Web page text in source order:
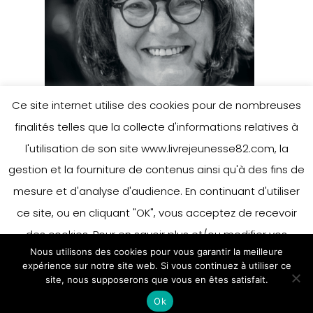
Ce site internet utilise des cookies pour de nombreuses
finalités telles que la collecte d'informations relatives à
l'utilisation de son site www.livrejeunesse82.com, la
gestion et la fourniture de contenus ainsi qu'à des fins de
mesure et d'analyse d'audience. En continuant d'utiliser
ce site, ou en cliquant "OK", vous acceptez de recevoir
des cookies. Pour en savoir plus et/ou modifier vos
préférences en matière de cookies, merci de vous référer
à notre politique sur les cookies.
Accepter
En savoir plus
Nous utilisons des cookies pour vous garantir la meilleure
expérience sur notre site web. Si vous continuez à utiliser ce
site, nous supposerons que vous en êtes satisfait.
Ok